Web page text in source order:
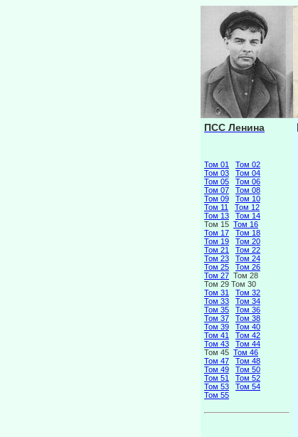
ПСС Ленина
Том 01
Том 02
Том 03
Том 04
Том 05
Том 06
Том 07
Том 08
Том 09
Том 10
Том 11
Том 12
Том 13
Том 14
Том 15 Том 16
Том 17
Том 18
Том 19
Том 20
Том 21
Том 22
Том 23
Том 24
Том 25
Том 26
Том 27 Том 28
Том 29 Том 30
Том 31
Том 32
Том 33
Том 34
Том 35
Том 36
Том 37
Том 38
Том 39
Том 40
Том 41
Том 42
Том 43
Том 44
Том 45 Том 46
Том 47
Том 48
Том 49
Том 50
Том 51
Том 52
Том 53
Том 54
Том 55